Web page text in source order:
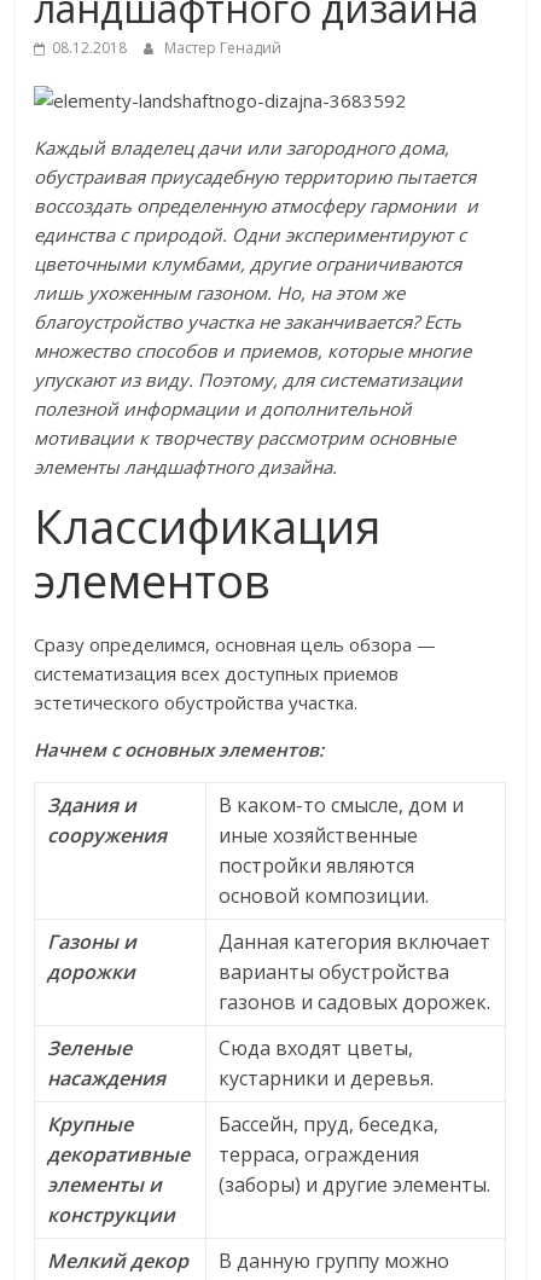
08.12.2018 Мастер Генадий
Каждый владелец дачи или загородного дома,
обустраивая приусадебную территорию пытается
воссоздать определенную атмосферу гармонии и
единства с природой. Одни экспериментируют с
цветочными клумбами, другие ограничиваются
лишь ухоженным газоном. Но, на этом же
благоустройство участка не заканчивается? Есть
множество способов и приемов, которые многие
упускают из виду. Поэтому, для систематизации
полезной информации и дополнительной
мотивации к творчеству рассмотрим основные
элементы ландшафтного дизайна.
Классификация
элементов
Сразу определимся, основная цель обзора —
систематизация всех доступных приемов
эстетического обустройства участка.
Начнем с основных элементов:
Здания и
сооружения
В каком-то смысле, дом и
иные хозяйственные
постройки являются
основой композиции.
Газоны и
дорожки
Данная категория включает
варианты обустройства
газонов и садовых дорожек.
Зеленые
насаждения
Сюда входят цветы,
кустарники и деревья.
Крупные
декоративные
элементы и
конструкции
Бассейн, пруд, беседка,
терраса, ограждения
(заборы) и другие элементы.
Мелкий декор
В данную группу можно